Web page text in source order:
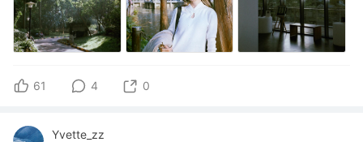
61 4 0
Yvette_zz